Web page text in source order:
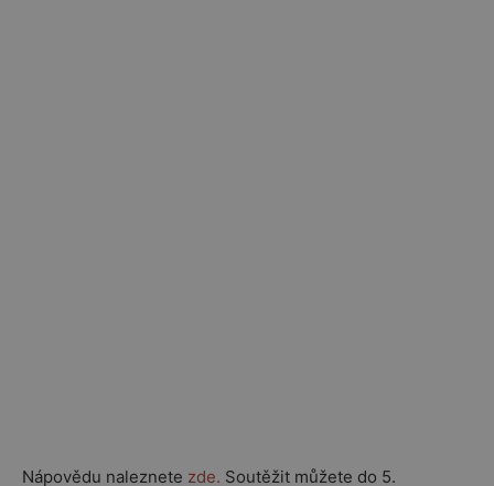
Nápovědu naleznete zde. Soutěžit můžete do 5.